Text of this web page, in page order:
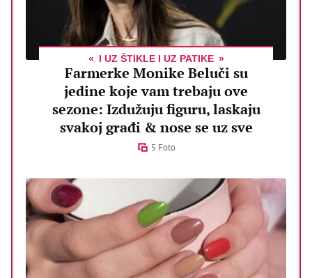
I UZ ŠTIKLE I UZ PATIKE
Farmerke Monike Beluči su
jedine koje vam trebaju ove
sezone: Izdužuju figuru, laskaju
svakoj građi & nose se uz sve
5 Foto